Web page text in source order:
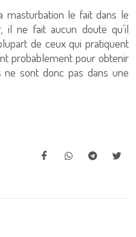
masturbation le fait dans le
il ne fait aucun doute qu’il
de ceux qui pratiquent
probablement pour obtenir
sont donc pas dans une